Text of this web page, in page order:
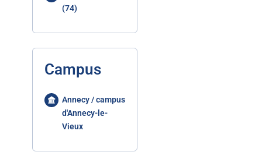
(74)
Campus
Annecy / campus
d'Annecy-le-
Vieux